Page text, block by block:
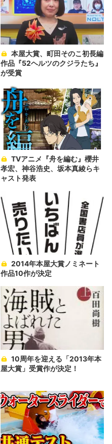
作品『52ヘルツのクジラたち』
が受賞
孝宏、神谷浩史、坂本真綾らキ
ャスト発表
作品10作が決定
屋大賞」受賞作が決定！